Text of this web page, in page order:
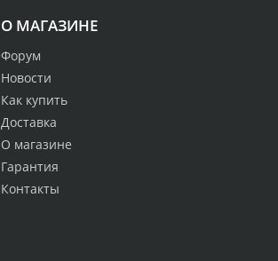
О МАГАЗИНЕ
Форум
Новости
Как купить
Доставка
О магазине
Гарантия
Контакты